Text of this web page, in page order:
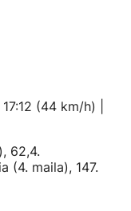
(44 km/h) |
62,4.
(4. maila), 147.